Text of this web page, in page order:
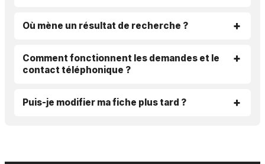
Où mène un résultat de recherche ?
Comment fonctionnent les demandes et le
contact téléphonique ?
Puis-je modifier ma fiche plus tard ?